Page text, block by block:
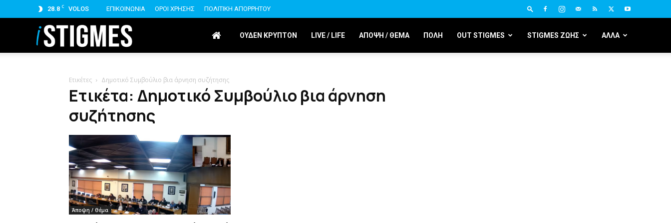
28.8 C VOLOS ΕΠΙΚΟΙΝΩΝΙΑ ΟΡΟΙ ΧΡΗΣΗΣ ΠΟΛΙΤΙΚΗ ΑΠΟΡΡΗΤΟΥ
istigmes ΟΥΔΕΝ ΚΡΥΠΤΟΝ LIVE / LIFE ΑΠΟΨΗ / ΘΕΜΑ ΠΟΛΗ OUT STIGMES STIGMES ΖΩΗΣ ΑΛΛΑ
Ετικέτες Δημοτικό Συμβούλιο βια άρνηση συζήτησης
Ετικέτα: Δημοτικό Συμβούλιο βια άρνηση
συζήτησης
Άποψη / Θέμα